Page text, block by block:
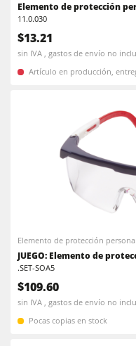
Elemento de protección
11.0.030
$13.21
sin IVA , gastos de envío no
Artículo en producción,
Elemento de protección personal
JUEGO: Elemento de
.SET-SOA5
$109.60
sin IVA , gastos de envío no
Pocas copias en stock